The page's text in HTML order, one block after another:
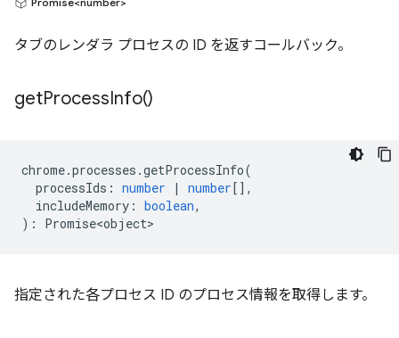
タブのレンダラ プロセスの ID を返すコールバック。
getProcessInfo()
chrome.processes .getProcessInfo(
processIds : number | number[],
includeMemory : boolean,
) : Promise<object>
指定された各プロセス ID のプロセス情報を取得します。